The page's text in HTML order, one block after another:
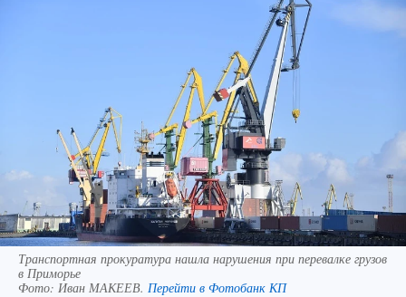
Транспортная прокуратура нашла нарушения при перевалке грузов
в Приморье
Фото: Иван МАКЕЕВ. Перейти в Фотобанк КП